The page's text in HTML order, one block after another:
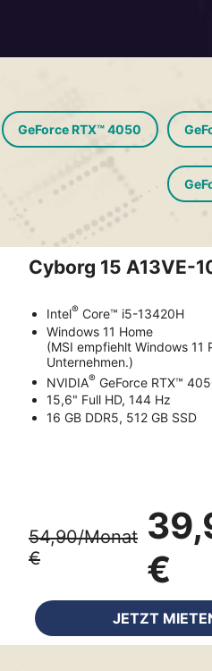
GeForce RTX™ 4050
Cyborg 15 A13VE-
Intel® Core™ i5-13420H
Windows 11 Home
(MSI empfiehlt Windows 11
Unternehmen.)
NVIDIA® GeForce RTX™
15,6" Full HD, 144 Hz
16 GB DDR5, 512 GB SSD
54,90/Monat
€
€
JETZT